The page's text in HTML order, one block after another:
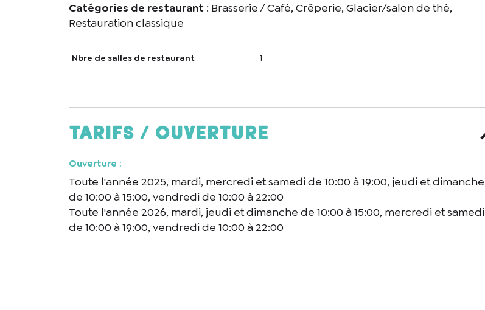
Catégories de restaurant : Brasserie / Café, Crêperie, Glacier/salon de thé,
Restauration classique
Nbre de salles de restaurant 1
Tarifs / ouverture
Ouverture :
Toute l'année 2025, mardi, mercredi et samedi de 10:00 à 19:00, jeudi et dimanche
de 10:00 à 15:00, vendredi de 10:00 à 22:00
Toute l'année 2026, mardi, jeudi et dimanche de 10:00 à 15:00, mercredi et samedi
de 10:00 à 19:00, vendredi de 10:00 à 22:00
recontacter.